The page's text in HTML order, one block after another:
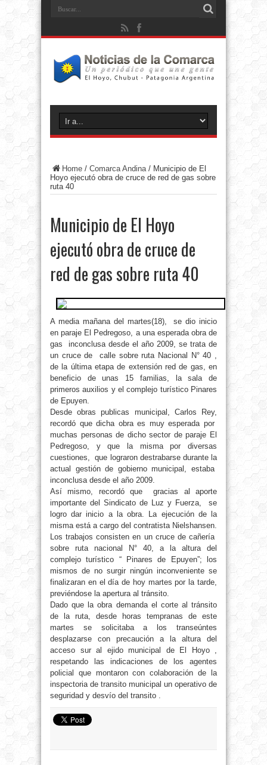
Home / Comarca Andina/ Municipio de El
Hoyo ejecutó obra de cruce de red de gas sobre
ruta 40
Municipio de El Hoyo
ejecutó obra de cruce de
red de gas sobre ruta 40
A media mañana del martes(18), se dio inicio
en paraje El Pedregoso, a una esperada obra de
gas inconclusa desde el año 2009, se trata de
un cruce de calle sobre ruta Nacional N° 40 ,
de la última etapa de extensión red de gas, en
beneficio de unas 15 familias, la sala de
primeros auxilios y el complejo turístico Pinares
de Epuyen.
Desde obras publicas municipal, Carlos Rey,
recordó que dicha obra es muy esperada por
muchas personas de dicho sector de paraje El
Pedregoso, y que la misma por diversas
cuestiones, que lograron destrabarse durante la
actual gestión de gobierno municipal, estaba
inconclusa desde el año 2009.
Así mismo, recordó que gracias al aporte
importante del Sindicato de Luz y Fuerza, se
logro dar inicio a la obra. La ejecución de la
misma está a cargo del contratista Nielshansen.
Los trabajos consisten en un cruce de cañería
sobre ruta nacional N° 40, a la altura del
complejo turístico “ Pinares de Epuyen”; los
mismos de no surgir ningún inconveniente se
finalizaran en el día de hoy martes por la tarde,
previéndose la apertura al tránsito.
Dado que la obra demanda el corte al tránsito
de la ruta, desde horas tempranas de este
martes se solicitaba a los transeúntes
desplazarse con precaución a la altura del
acceso sur al ejido municipal de El Hoyo ,
respetando las indicaciones de los agentes
policial que montaron con colaboración de la
inspectoria de transito municipal un operativo de
seguridad y desvío del transito .